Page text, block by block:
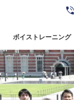
ボイストレーニング